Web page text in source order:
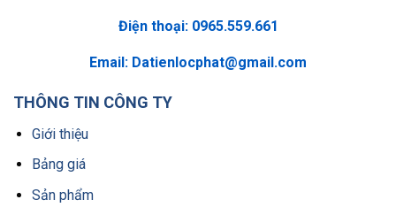
Điện thoại: 0965.559.661
Email: Datienlocphat@gmail.com
THÔNG TIN CÔNG TY
Giới thiệu
Bảng giá
Sản phẩm